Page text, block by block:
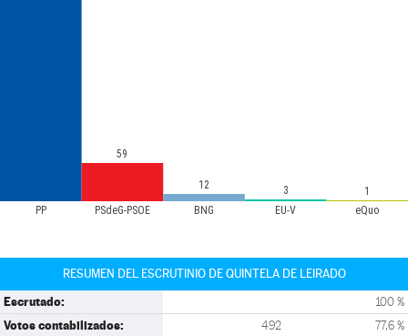
PP PSdeG-PSOE BNG EU-V eQuo
59
12 3 1
RESUMEN DEL ESCRUTINIO DE QUINTELA DE LEIRADO
Escrutado: 100 %
Votos contabilizados: 492 77,6 %